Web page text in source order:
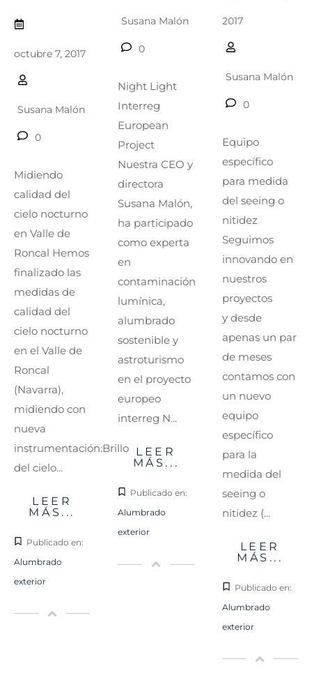
octubre 7, 2017
Susana Malón
0
Midiendo
calidad del
cielo nocturno
en Valle de
Roncal Hemos
finalizado las
medidas de
calidad del
cielo nocturno
en el Valle de
Roncal
(Navarra),
midiendo con
nueva
instrumentación:Brillo
del cielo...
LEER
MÁS...
Publicado en:
Alumbrado
exterior
Susana Malón
0
Night Light
Interreg
European
Project
Nuestra CEO y
directora
Susana Malón,
ha participado
como experta
en
contaminación
lumínica,
alumbrado
sostenible y
astroturismo
en el proyecto
europeo
interreg N...
LEER
MÁS...
Publicado en:
Alumbrado
exterior
2017
Susana Malón
0
Equipo
específico
para medida
del seeing o
nitidez
Seguimos
innovando en
nuestros
proyectos
y desde
apenas un par
de meses
contamos con
un nuevo
equipo
específico
para la
medida del
seeing o
nitidez (...
LEER
MÁS...
Publicado en:
Alumbrado
exterior